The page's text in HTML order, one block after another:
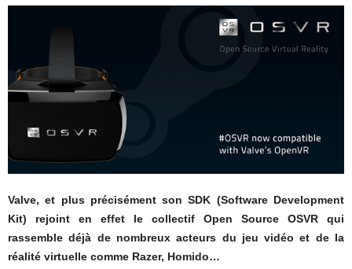
Valve, et plus précisément son SDK (Software Development
Kit) rejoint en effet le collectif Open Source OSVR qui
rassemble déjà de nombreux acteurs du jeu vidéo et de la
réalité virtuelle comme Razer, Homido…